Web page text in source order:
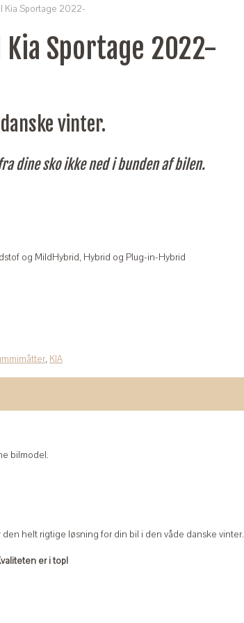
Kia Sportage 2022-
Sportage 2022-
vinter.
dine sko ikke ned i bunden af bilen.
og MildHybrid, Hybrid og Plug-in-Hybrid
, KIA
bilmodel.
helt rigtige løsning for din bil i den våde danske vinter.
er i top!